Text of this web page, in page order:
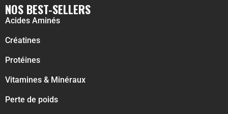
NOS BEST-SELLERS
Acides Aminés
Créatines
Protéines
Vitamines & Minéraux
Perte de poids